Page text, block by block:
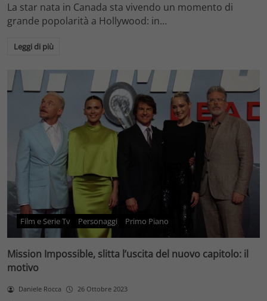
La star nata in Canada sta vivendo un momento di
grande popolarità a Hollywood: in…
Leggi di più
Film e Serie Tv Personaggi Primo Piano
Mission Impossible, slitta l’uscita del nuovo capitolo: il
motivo
Daniele Rocca 26 Ottobre 2023